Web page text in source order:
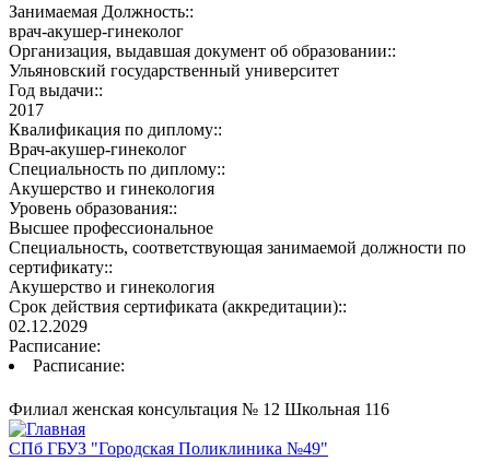
Занимаемая Должность::
врач-акушер-гинеколог
Организация, выдавшая документ об образовании::
Ульяновский государственный университет
Год выдачи::
2017
Квалификация по диплому::
Врач-акушер-гинеколог
Специальность по диплому::
Акушерство и гинекология
Уровень образования::
Высшее профессиональное
Специальность, соответствующая занимаемой должности по
сертификату::
Акушерство и гинекология
Срок действия сертификата (аккредитации)::
02.12.2029
Расписание:
Расписание:
Филиал женская консультация № 12 Школьная 116
СПб ГБУЗ "Городская Поликлиника №49"